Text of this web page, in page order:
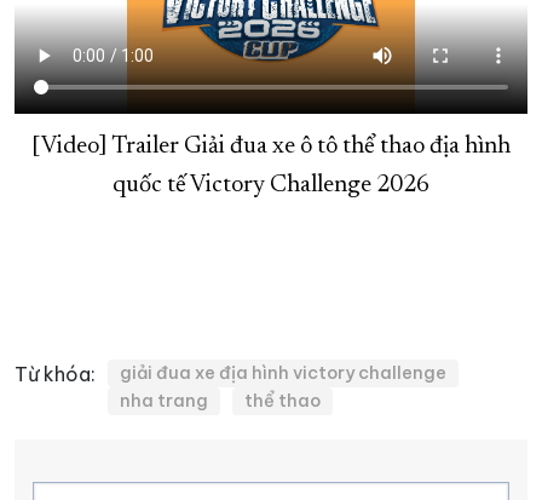
XÂY DỰNG KHÁNH HÒA TRỞ THÀNH THÀNH PHỐ TRỰC THUỘC
ĐẠI HỘI ĐẢNG CÁC CẤP TRANG CHỦ VỀ BÁO KHÁNH HÒA
[Video] Trailer Giải đua xe ô tô thể thao địa hình
quốc tế Victory Challenge 2026
Từ khóa:
giải đua xe địa hình victory challenge
nha trang
thể thao